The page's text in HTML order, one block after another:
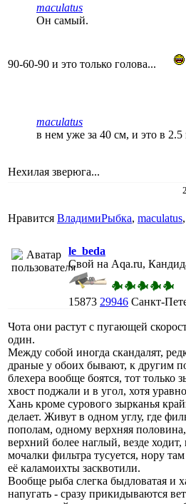
maculatus
Он самый.
90-60-90 и это только голова...
maculatus
в нем уже за 40 см, и это в 2.5
Нехилая зверюга...
Нравится ВладимиРыбка, maculatus,
le_beda
Свой на Aqa.ru,
15873 29946 Санкт-
Чота они растут с пугающей
один.
Между собой иногда скандалят,
драные у обоих бывают, к другим
блехера вообще боятся, тот только
хвост поджали и в угол, хотя
Хань кроме сурового зырканья
делает. Живут в одном углу, где
пополам, одному верхняя
верхний более наглый, везде
мочалки фильтра тусуется, нору
её каламоихты засквотили.
Вообще рыба слегка быдловатая и
напугать - сразу прикидываются